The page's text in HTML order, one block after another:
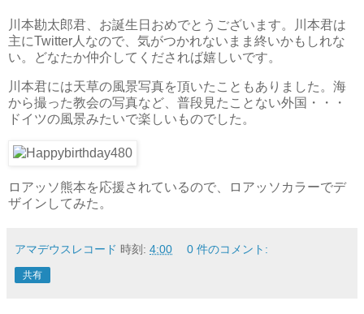
川本勘太郎君、お誕生日おめでとうございます。川本君は
主にTwitter人なので、気がつかれないまま終いかもしれな
い。どなたか仲介してくだされば嬉しいです。
川本君には天草の風景写真を頂いたこともありました。海
から撮った教会の写真など、普段見たことない外国・・・
ドイツの風景みたいで楽しいものでした。
ロアッソ熊本を応援されているので、ロアッソカラーでデ
ザインしてみた。
アマデウスレコード 時刻: 4:00 0 件のコメント:
共有